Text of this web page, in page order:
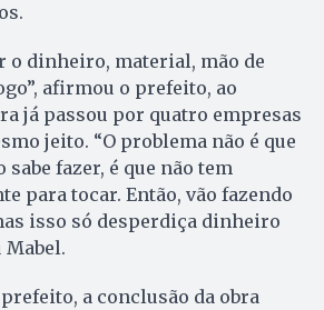
o dinheiro, material, mão de
afirmou o prefeito, ao
já passou por quatro empresas
jeito. “O problema não é que
fazer, é que não tem
para tocar. Então, vão fazendo
isso só desperdiça dinheiro
Mabel.
a conclusão da obra